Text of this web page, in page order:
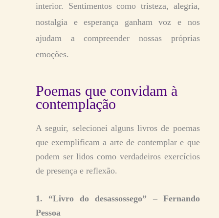
interior. Sentimentos como tristeza, alegria,
nostalgia e esperança ganham voz e nos
ajudam a compreender nossas próprias
emoções.
Poemas que convidam à
contemplação
A seguir, selecionei alguns livros de poemas
que exemplificam a arte de contemplar e que
podem ser lidos como verdadeiros exercícios
de presença e reflexão.
1. “Livro do desassossego” – Fernando
Pessoa